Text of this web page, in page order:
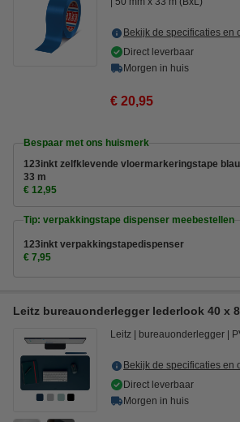
Bekijk de specificaties en
Direct leverbaar
Morgen in huis
€ 20,95
Bespaar met ons huismerk
123inkt zelfklevende vloermarkeringstape
33 m
€ 12,95
Tip: verpakkingstape dispenser meebestellen
123inkt verpakkingstapedispenser
€ 7,95
Leitz bureauonderlegger lederlook 40 x
Leitz bureauonderlegger
Bekijk de specificaties en
Direct leverbaar
Morgen in huis